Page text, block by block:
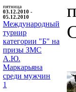
пятница
03.12.2010 -
05.12.2010
Международный
турнир
категории "Б" на
призы ЗМС
А.Ю.
Маркарьяна
среди мужчин
1